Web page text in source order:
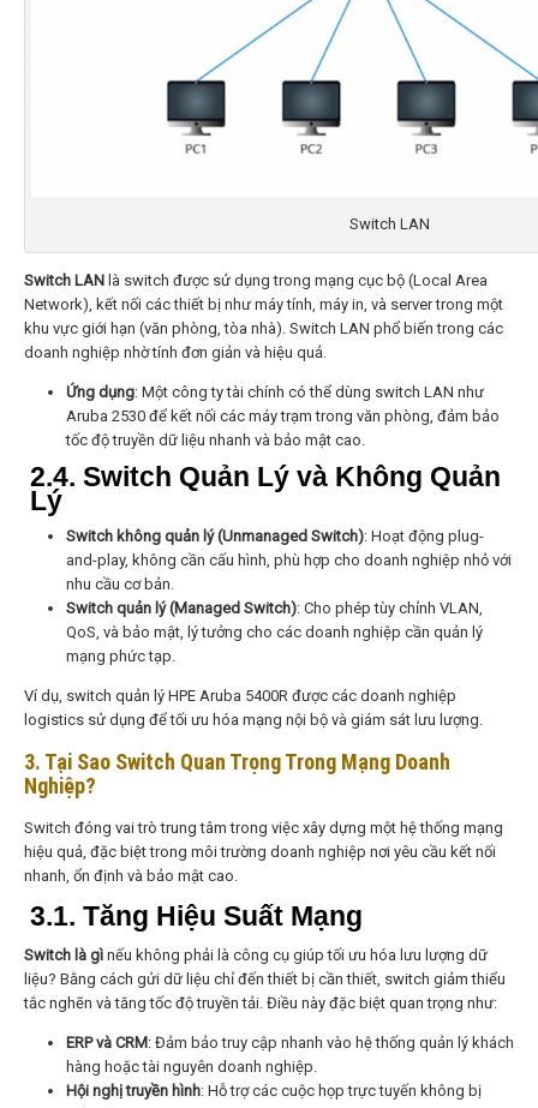
Switch LAN
Switch LAN là switch được sử dụng trong mạng cục bộ (Local Area
Network), kết nối các thiết bị như máy tính, máy in, và server trong một
khu vực giới hạn (văn phòng, tòa nhà). Switch LAN phổ biến trong các
doanh nghiệp nhờ tính đơn giản và hiệu quả.
Ứng dụng: Một công ty tài chính có thể dùng switch LAN như
Aruba 2530 để kết nối các máy trạm trong văn phòng, đảm bảo
tốc độ truyền dữ liệu nhanh và bảo mật cao.
2.4. Switch Quản Lý và Không Quản
Lý
Switch không quản lý (Unmanaged Switch): Hoạt động plug-
and-play, không cần cấu hình, phù hợp cho doanh nghiệp nhỏ với
nhu cầu cơ bản.
Switch quản lý (Managed Switch): Cho phép tùy chỉnh VLAN,
QoS, và bảo mật, lý tưởng cho các doanh nghiệp cần quản lý
mạng phức tạp.
Ví dụ, switch quản lý HPE Aruba 5400R được các doanh nghiệp
logistics sử dụng để tối ưu hóa mạng nội bộ và giám sát lưu lượng.
3. Tại Sao Switch Quan Trọng Trong Mạng Doanh
Nghiệp?
Switch đóng vai trò trung tâm trong việc xây dựng một hệ thống mạng
hiệu quả, đặc biệt trong môi trường doanh nghiệp nơi yêu cầu kết nối
nhanh, ổn định và bảo mật cao.
3.1. Tăng Hiệu Suất Mạng
Switch là gì nếu không phải là công cụ giúp tối ưu hóa lưu lượng dữ
liệu? Bằng cách gửi dữ liệu chỉ đến thiết bị cần thiết, switch giảm thiểu
tắc nghẽn và tăng tốc độ truyền tải. Điều này đặc biệt quan trọng như:
ERP và CRM: Đảm bảo truy cập nhanh vào hệ thống quản lý khách
hàng hoặc tài nguyên doanh nghiệp.
Hội nghị truyền hình: Hỗ trợ các cuộc họp trực tuyến không bị